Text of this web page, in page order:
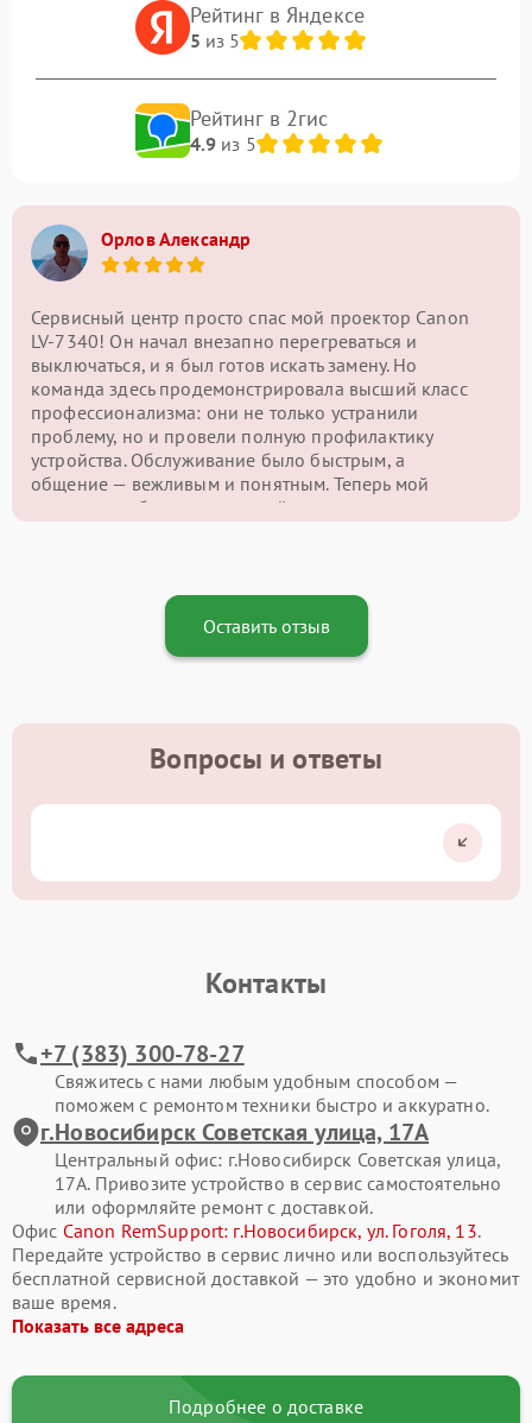
Рейтинг в Яндексе
5 из 5
Рейтинг в 2гис
4.9из 5
Орлов Александр
Сервисный центр просто спас мой проектор Canon
LV-7340! Он начал внезапно перегреваться и
выключаться, и я был готов искать замену. Но
команда здесь продемонстрировала высший класс
профессионализма: они не только устранили
проблему, но и провели полную профилактику
устройства. Обслуживание было быстрым, а
общение — вежливым и понятным. Теперь мой
проектор работает как новый, и я с уверенностью
Оставить отзыв
Вопросы и ответы
Контакты
+7 (383) 300-78-27
Свяжитесь с нами любым удобным способом —
поможем с ремонтом техники быстро и аккуратно.
г.Новосибирск Советская улица, 17А
Центральный офис: г.Новосибирск Советская улица,
17А. Привозите устройство в сервис самостоятельно
или оформляйте ремонт с доставкой.
Офис Canon RemSupport: г.Новосибирск, ул. Гоголя, 13.
Передайте устройство в сервис лично или воспользуйтесь
бесплатной сервисной доставкой — это удобно и экономит
ваше время.
Показать все адреса
Подробнее о доставке